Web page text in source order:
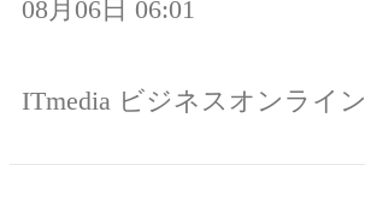
08月06日 06:01
ITmedia ビジネスオンライン